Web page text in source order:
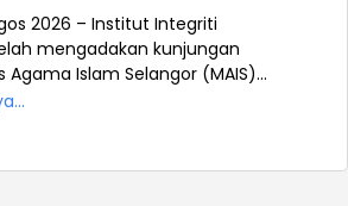
2026 – Institut Integriti
mengadakan kunjungan
Agama Islam Selangor (MAIS)...